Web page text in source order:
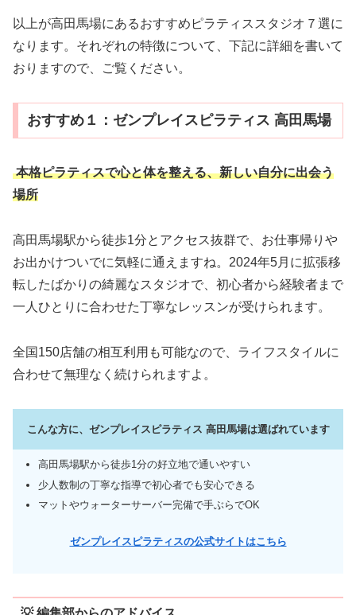
以上が高田馬場にあるおすすめピラティススタジオ７選に
なります。それぞれの特徴について、下記に詳細を書いて
おりますので、ご覧ください。
おすすめ１：ゼンプレイスピラティス 高田馬場
本格ピラティスで心と体を整える、新しい自分に出会う
場所
高田馬場駅から徒歩1分とアクセス抜群で、お仕事帰りや
お出かけついでに気軽に通えますね。2024年5月に拡張移
転したばかりの綺麗なスタジオで、初心者から経験者まで
一人ひとりに合わせた丁寧なレッスンが受けられます。
全国150店舗の相互利用も可能なので、ライフスタイルに
合わせて無理なく続けられますよ。
こんな方に、ゼンプレイスピラティス 高田馬場は選ばれています
高田馬場駅から徒歩1分の好立地で通いやすい
少人数制の丁寧な指導で初心者でも安心できる
マットやウォーターサーバー完備で手ぶらでOK
ゼンプレイスピラティスの公式サイトはこちら